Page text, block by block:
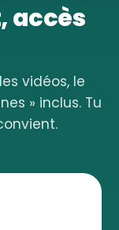
accès
vidéos, le
» inclus. Tu